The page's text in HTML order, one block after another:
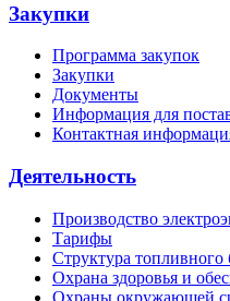
Закупки
Программа закупок
Закупки
Документы
Информация для
Контактная
Деятельность
Производство
Тарифы
Структура топливного
Охрана здоровья и
Охраны окружающей